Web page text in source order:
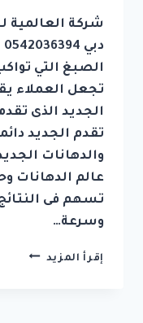
شركة
الصبغ التي
تجعل العملاء
الجديد الذى
تقدم الجديد
والدهانات
عالم الدهانات
تسهم فى النتائج
وسرعة…
إقرأ المزيد شركة